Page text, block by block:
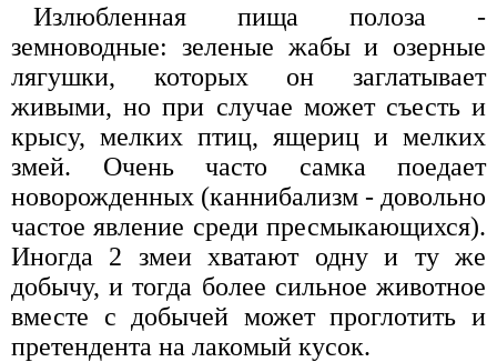
Излюбленная пища полоза -
земноводные: зеленые жабы и озерные
лягушки, которых он заглатывает
живыми, но при случае может съесть и
крысу, мелких птиц, ящериц и мелких
змей. Очень часто самка поедает
новорожденных (каннибализм - довольно
частое явление среди пресмыкающихся).
Иногда 2 змеи хватают одну и ту же
добычу, и тогда более сильное животное
вместе с добычей может проглотить и
претендента на лакомый кусок.